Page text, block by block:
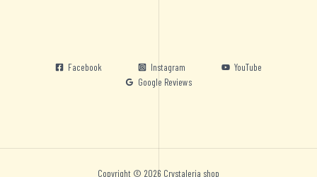
Facebook Instagram
YouTube
Google Reviews
Copyright © 2026 Crystaleria shop